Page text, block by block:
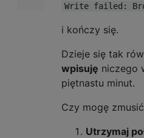
Write failed:
i kończy się.
Dzieje się tak
wpisuję niczego
piętnastu minut.
Czy mogę
Utrzymaj